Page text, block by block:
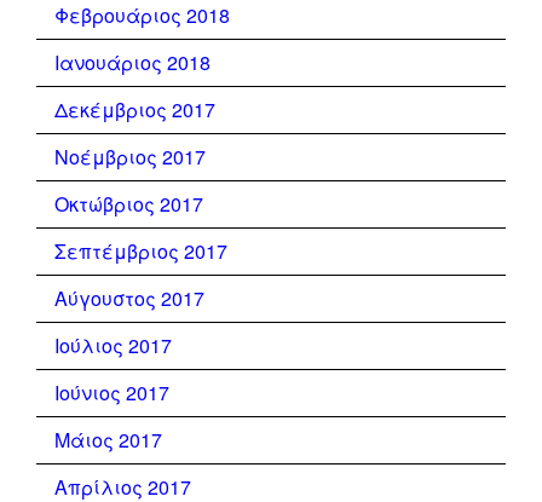
Φεβρουάριος 2018
Ιανουάριος 2018
Δεκέμβριος 2017
Νοέμβριος 2017
Οκτώβριος 2017
Σεπτέμβριος 2017
Αύγουστος 2017
Ιούλιος 2017
Ιούνιος 2017
Μάιος 2017
Απρίλιος 2017